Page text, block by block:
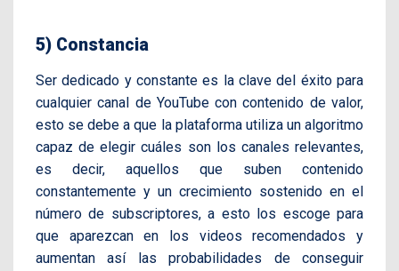
5) Constancia
Ser dedicado y constante es la clave del éxito para
cualquier canal de YouTube con contenido de valor,
esto se debe a que la plataforma utiliza un algoritmo
capaz de elegir cuáles son los canales relevantes,
es decir, aquellos que suben contenido
constantemente y un crecimiento sostenido en el
número de subscriptores, a esto los escoge para
que aparezcan en los videos recomendados y
aumentan así las probabilidades de conseguir